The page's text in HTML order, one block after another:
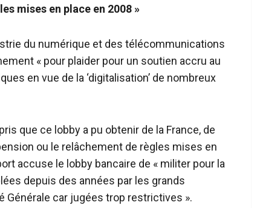
mises en place en 2008 »
du numérique et des télécommunications
« pour plaider pour un soutien accru au
en vue de la ‘digitalisation’ de nombreux
que ce lobby a pu obtenir de la France, de
ou le relâchement de règles mises en
accuse le lobby bancaire de « militer pour la
depuis des années par les grands
car jugées trop restrictives ».